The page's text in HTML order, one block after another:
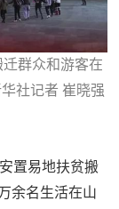
群众和游客在
社记者 崔晓强
置易地扶贫搬
余名生活在山